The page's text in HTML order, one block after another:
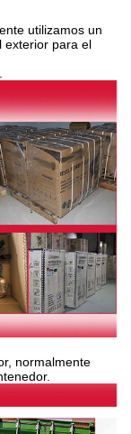
utilizamos un
exterior para el
normalmente